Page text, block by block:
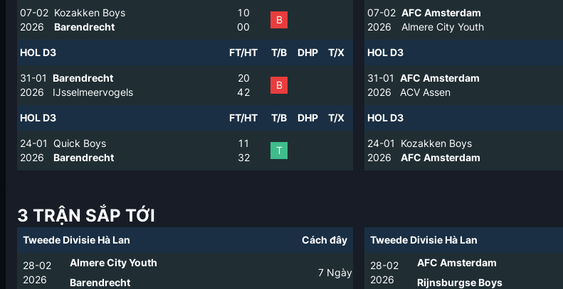
07-02
2026
Kozakken Boys
Barendrecht
1
0
0
0
B
HOL D3 FT/HT T/B DHP T/X
31-01
2026
Barendrecht
IJsselmeervogels
2
4
0
2
B
HOL D3 FT/HT T/B DHP T/X
24-01
2026
Quick Boys
Barendrecht
1
3
1
2
T
07-02
2026
AFC Amsterdam
Almere City Youth
HOL D3
31-01
2026
AFC Amsterdam
ACV Assen
HOL D3
24-01
2026
Kozakken Boys
AFC Amsterdam
3 TRẬN SẮP TỚI
Tweede Divisie Hà Lan Cách đây
28-02
2026
Almere City Youth
Barendrecht
7 Ngày
Tweede Divisie Hà Lan
28-02
2026
AFC Amsterdam
Rijnsburgse Boys